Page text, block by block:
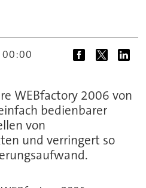
00:00
WEBfactory 2006 von
bedienbarer
von
und verringert so